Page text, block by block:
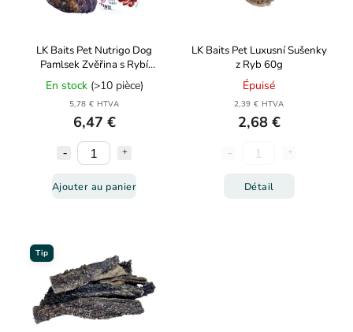
LK Baits Pet Nutrigo Dog
Pamlsek Zvěřina s Rybí
Omáčkou,L-XL,200g
En stock (>10 pièce)
5,78 € HTVA
6,47 €
Ajouter au panier
LK Baits Pet Luxusní Sušenky
z Ryb 60g
Épuisé
2,39 € HTVA
2,68 €
Détail
Tip